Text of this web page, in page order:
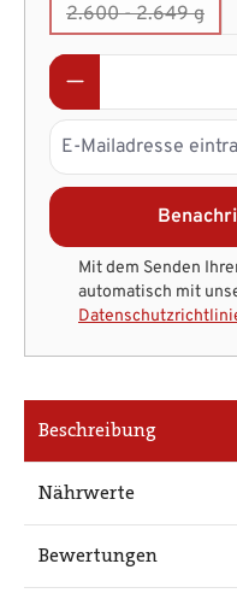
2.600 - 2.649 g
(Diese
Mit dem Senden
automatisch mit
Beschreibung
Nährwerte
Bewertungen